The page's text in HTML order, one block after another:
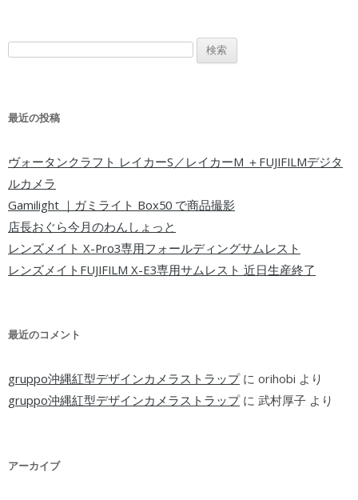
検索:
最近の投稿
ヴォータンクラフト レイカーS／レイカーM ＋FUJIFILMデジタ
ルカメラ
Gamilight ｜ガミライト Box50 で商品撮影
店長おぐら今月のわんしょっと
レンズメイト X-Pro3専用フォールディングサムレスト
レンズメイトFUJIFILM X-E3専用サムレスト 近日生産終了
最近のコメント
gruppo沖縄紅型デザインカメラストラップに orihobi より
gruppo沖縄紅型デザインカメラストラップに 武村厚子 より
アーカイブ